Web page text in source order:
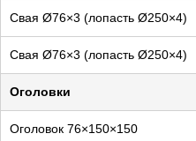
Свая Ø76×3 (лопасть Ø250×4)
Свая Ø76×3 (лопасть Ø250×4)
Оголовки
Оголовок 76×150×150